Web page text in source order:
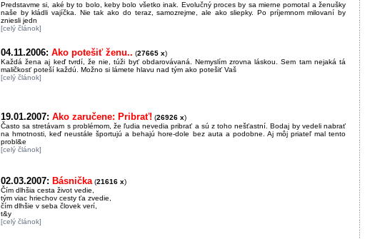
Predstavme si, aké by to bolo, keby bolo všetko inak. Evolučný proces by sa mierne pomotal a ženušky
naše by kládli vajíčka. Nie tak ako do teraz, samozrejme, ale ako sliepky. Po príjemnom milovaní by
zniesli jedn
[celý článok]
04.11.2006: Ako potešiť ženu.. (27665 x)
Každá žena aj keď tvrdí, že nie, túži byť obdarovávaná. Nemyslím zrovna láskou. Sem tam nejaká tá
maličkosť poteší každú. Možno si lámete hlavu nad tým ako potešiť Vaš
[celý článok]
19.01.2007: Ako zaručene: Pribrať! (26926 x)
Často sa stretávam s problémom, že ľudia nevedia pribrať a sú z toho nešťastní. Bodaj by vedeli nabrať
na hmotnosti, keď neustále športujú a behajú hore-dole bez auta a podobne. Aj môj priateľ mal tento
probl&e
[celý článok]
02.03.2007: Básnička (21616 x)
Čím dlhšia cesta život vedie,
tým viac hriechov cesty ťa zvedie,
čím dlhšie v seba človek verí,
t&y
[celý článok]